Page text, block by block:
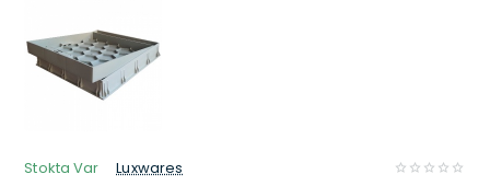
Stokta Var Luxwares